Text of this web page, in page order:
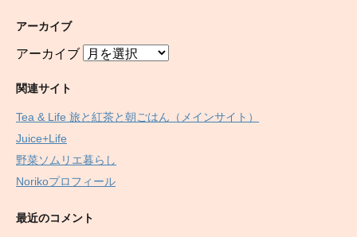
アーカイブ
アーカイブ
関連サイト
Tea & Life 旅と紅茶と朝ごはん（メインサイト）
Juice+Life
野菜ソムリエ暮らし
Norikoプロフィール
最近のコメント